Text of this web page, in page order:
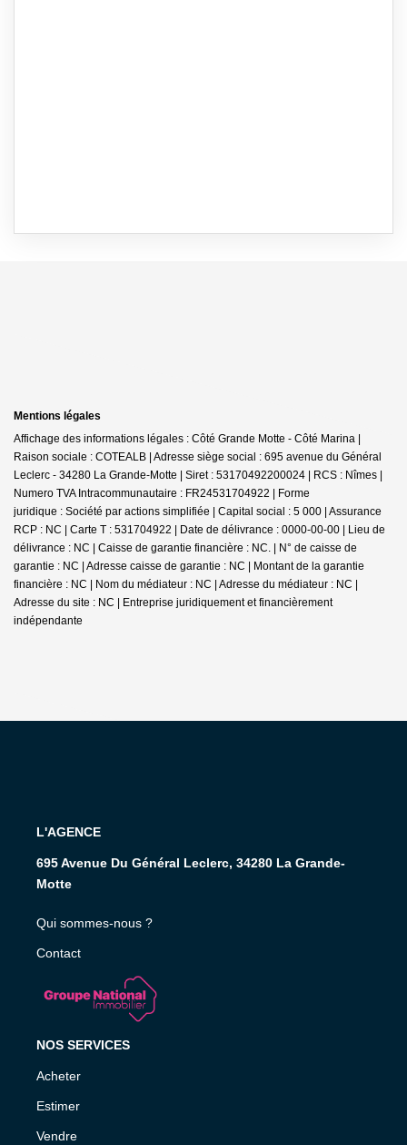
Mentions légales
Affichage des informations légales : Côté Grande Motte - Côté Marina |
Raison sociale : COTEALB | Adresse siège social : 695 avenue du Général
Leclerc - 34280 La Grande-Motte | Siret : 53170492200024 | RCS : Nîmes |
Numero TVA Intracommunautaire : FR24531704922 | Forme
juridique : Société par actions simplifiée | Capital social : 5 000 | Assurance
RCP : NC | Carte T : 531704922 | Date de délivrance : 0000-00-00 | Lieu de
délivrance : NC | Caisse de garantie financière : NC. | N° de caisse de
garantie : NC | Adresse caisse de garantie : NC | Montant de la garantie
financière : NC | Nom du médiateur : NC | Adresse du médiateur : NC |
Adresse du site : NC | Entreprise juridiquement et financièrement
indépendante
L'AGENCE
695 Avenue Du Général Leclerc, 34280 La Grande-
Motte
Qui sommes-nous ?
Contact
NOS SERVICES
Acheter
Estimer
Vendre